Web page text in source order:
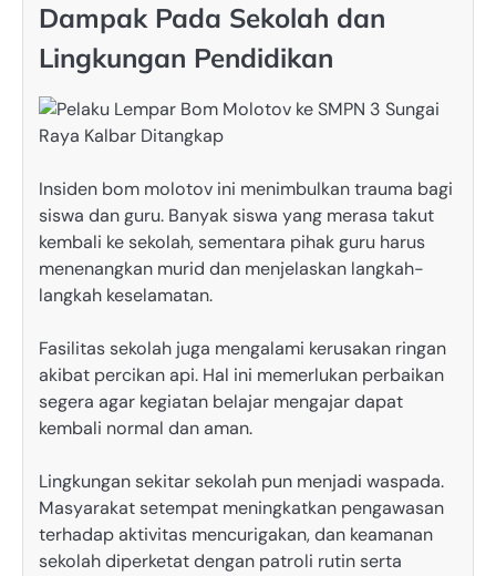
Dampak Pada Sekolah dan
Lingkungan Pendidikan
Insiden bom molotov ini menimbulkan trauma bagi
siswa dan guru. Banyak siswa yang merasa takut
kembali ke sekolah, sementara pihak guru harus
menenangkan murid dan menjelaskan langkah-
langkah keselamatan.
Fasilitas sekolah juga mengalami kerusakan ringan
akibat percikan api. Hal ini memerlukan perbaikan
segera agar kegiatan belajar mengajar dapat
kembali normal dan aman.
Lingkungan sekitar sekolah pun menjadi waspada.
Masyarakat setempat meningkatkan pengawasan
terhadap aktivitas mencurigakan, dan keamanan
sekolah diperketat dengan patroli rutin serta